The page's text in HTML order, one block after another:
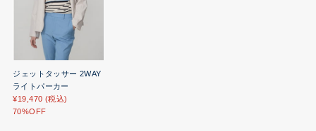
ジェットタッサー 2WAY
ライトパーカー
¥19,470 (税込)
70%OFF